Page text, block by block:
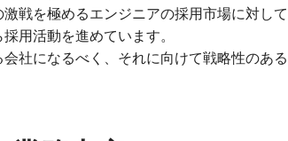
戦を極めるエンジニアの採用市場に対し
用活動を進めています。
社になるべく、それに向けて戦略性のあ